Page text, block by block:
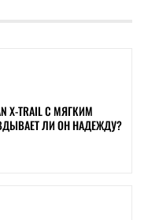
X-TRAIL С МЯГКИМ
ЛИ ОН НАДЕЖДУ?